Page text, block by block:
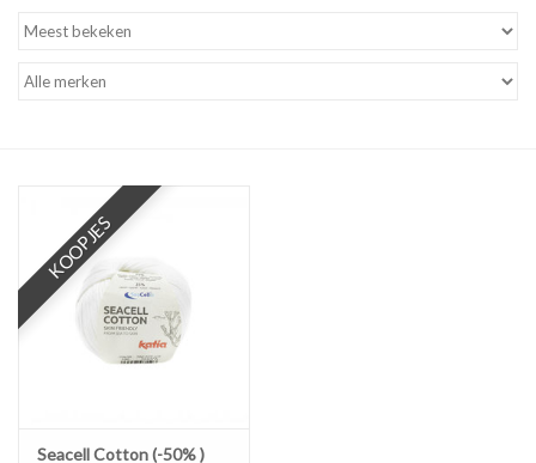
KOOPJES
Seacell Cotton (-50% )